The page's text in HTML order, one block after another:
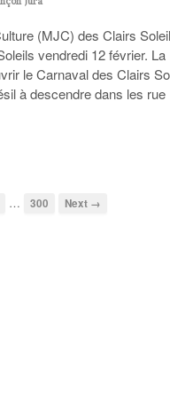
(MJC) des Clairs
vendredi 12 février. La
le Carnaval des Clairs
à descendre dans les rue
… 300 Next →